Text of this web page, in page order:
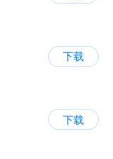
下载
下载